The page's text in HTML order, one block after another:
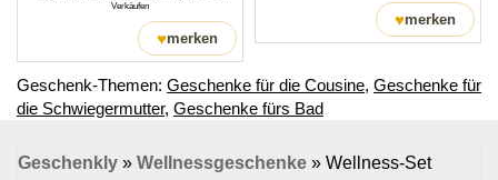
Verkäufen
♥merken
♥merken
Geschenk-Themen: Geschenke für die Cousine, Geschenke für
die Schwiegermutter, Geschenke fürs Bad
Geschenkly » Wellnessgeschenke » Wellness-Set